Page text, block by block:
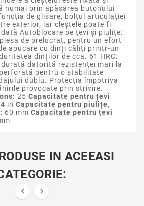
numai prin apăsarea butonului
de glisare, bolţul articulației
exterior, iar cleştele poate fi
Autoblocare pe țevi și piulițe:
de prelucrat, pentru un efort
apucare cu dinți căliți printr-un
dinților de cca. 61 HRC:
durată datorită rezistenței mari la
pentru o stabilitate
dublu. Protecţia împotriva
provocate prin strivire.
25 Capacitate pentru țevi
in Capacitate pentru piulițe,
60 mm Capacitate pentru țevi
IN ACEEASI
 